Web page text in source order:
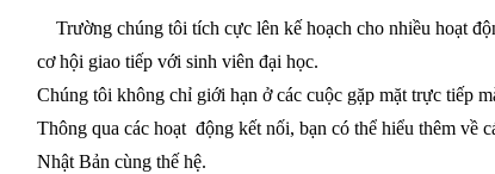
Trường chúng tôi tích cực lên kế hoạch cho nhiều hoạt
cơ hội giao tiếp với sinh viên đại học.
Chúng tôi không chỉ giới hạn ở các cuộc gặp mặt trực tiếp
Thông qua các hoạt động kết nối, bạn có thể hiểu thêm về
Nhật Bản cùng thế hệ.